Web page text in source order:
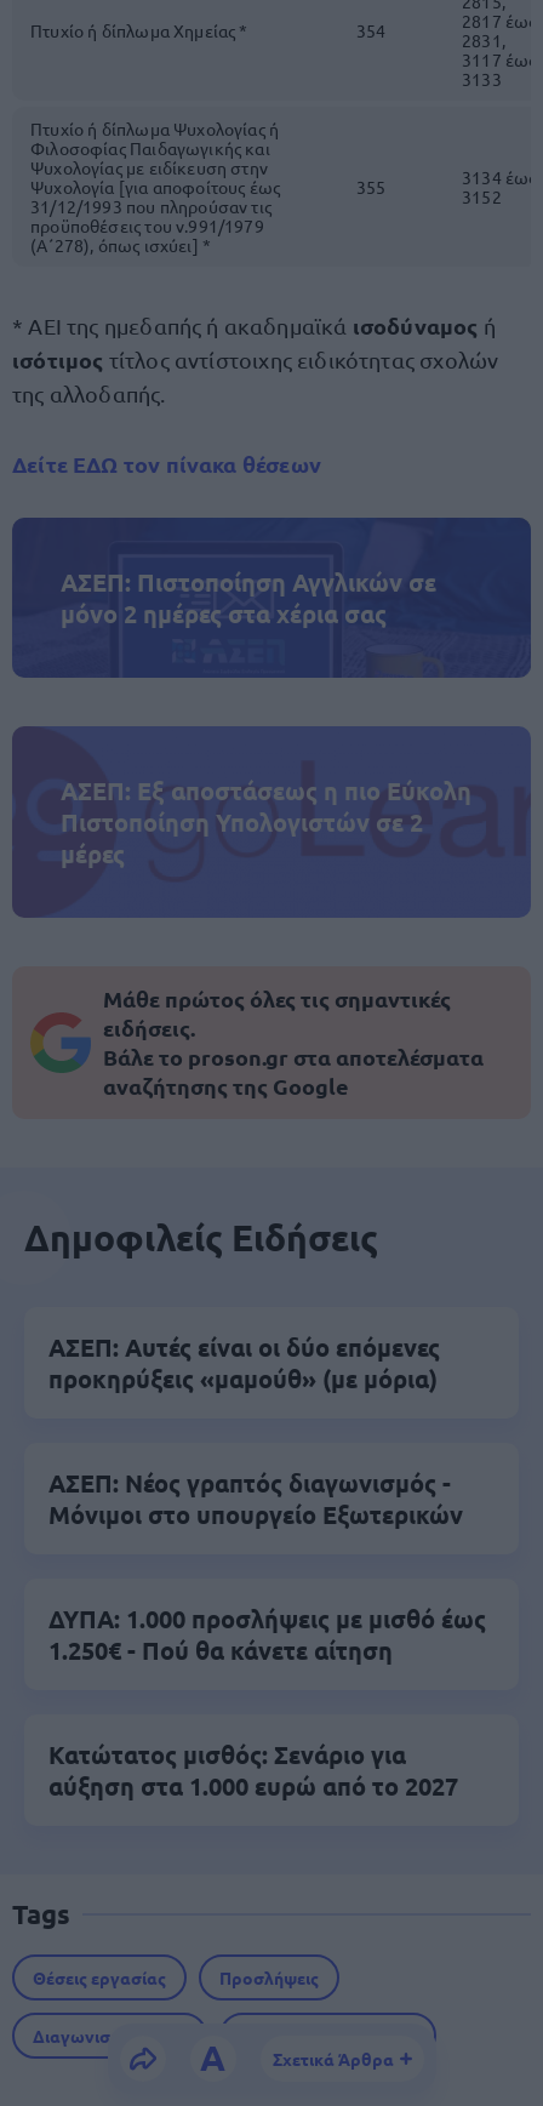
A Σχετικά Άρθρα
Πτυχίο ή δίπλωμα Χημείας * 354
2817 έως
2831,
3117 έως
3133
Πτυχίο ή δίπλωμα Ψυχολογίας ή
Φιλοσοφίας Παιδαγωγικής και
Ψυχολογίας με ειδίκευση στην
Ψυχολογία [για αποφοίτους έως
31/12/1993 που πληρούσαν τις
προϋποθέσεις του ν.991/1979
(Α΄278), όπως ισχύει] *
355
3134 έως
3152
* ΑΕΙ της ημεδαπής ή ακαδημαϊκά ισοδύναμος ή
ισότιμος τίτλος αντίστοιχης ειδικότητας σχολών
της αλλοδαπής.
Δείτε ΕΔΩ τον πίνακα θέσεων
ΑΣΕΠ: Πιστοποίηση Αγγλικών σε
μόνο 2 ημέρες στα χέρια σας
ΑΣΕΠ: Εξ αποστάσεως η πιο Εύκολη
Πιστοποίηση Υπολογιστών σε 2
μέρες
Μάθε πρώτος όλες τις σημαντικές
ειδήσεις.
Βάλε το proson.gr στα αποτελέσματα
αναζήτησης της Google
Δημοφιλείς Ειδήσεις
ΑΣΕΠ: Αυτές είναι οι δύο επόμενες
προκηρύξεις «μαμούθ» (με μόρια)
ΑΣΕΠ: Νέος γραπτός διαγωνισμός -
Μόνιμοι στο υπουργείο Εξωτερικών
ΔΥΠΑ: 1.000 προσλήψεις με μισθό έως
1.250€ - Πού θα κάνετε αίτηση
Κατώτατος μισθός: Σενάριο για
αύξηση στα 1.000 ευρώ από το 2027
Tags
Θέσεις εργασίας Προσλήψεις
Διαγωνισμός ΑΣΕΠ